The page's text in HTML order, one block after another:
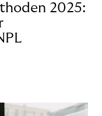
2025: